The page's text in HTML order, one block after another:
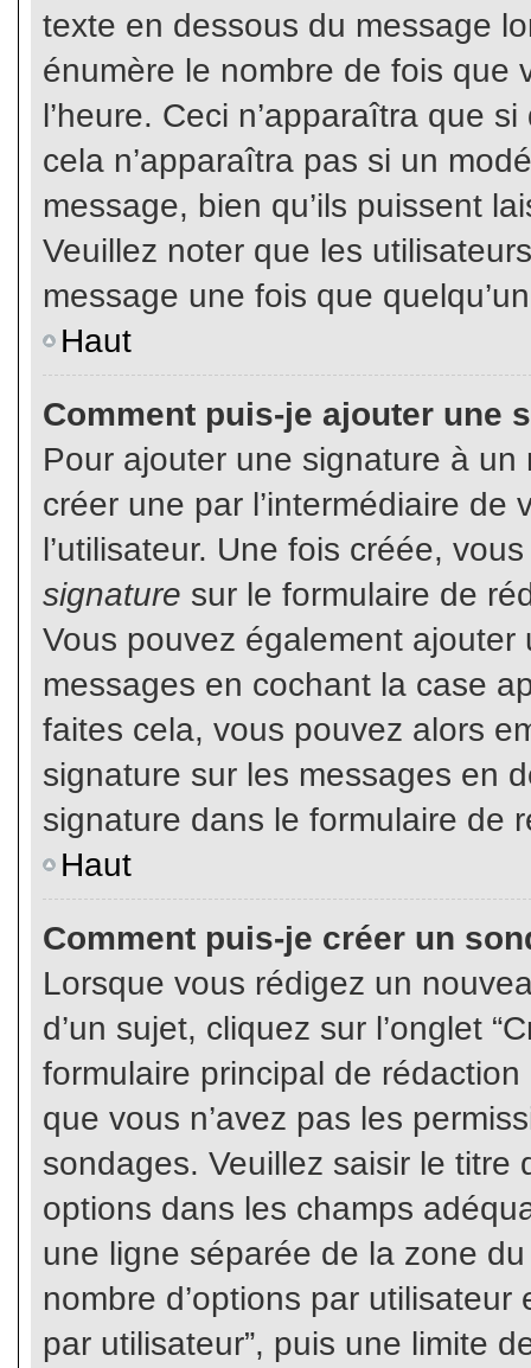
texte en dessous du message
énumère le nombre de fois que
l’heure. Ceci n’apparaîtra que
cela n’apparaîtra pas si un
message, bien qu’ils puissent
Veuillez noter que les
message une fois que
Haut
Comment puis-je ajouter une
Pour ajouter une signature à un
créer une par l’intermédiaire
l’utilisateur. Une fois créée,
signature sur le formulaire de
Vous pouvez également
messages en cochant la case
faites cela, vous pouvez alors
signature sur les messages en
signature dans le formulaire de
Haut
Comment puis-je créer un
Lorsque vous rédigez un
d’un sujet, cliquez sur l’onglet
formulaire principal de
que vous n’avez pas les
sondages. Veuillez saisir le
options dans les champs
une ligne séparée de la zone
nombre d’options par
par utilisateur”, puis une limite